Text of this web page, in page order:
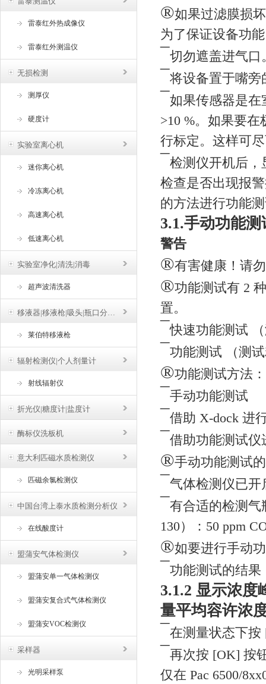
雷泰红外热成像仪
雷泰红外测温仪
无损检测
测厚仪
硬度计
实验室离心机
迷你离心机
冷冻离心机
高速离心机
低速离心机
实验室净化|清洗|消毒
超声波清洗器
移液器|移液枪|吸头|瓶口分液器
莱伯特移液枪
辐射检测仪|个人剂量计
射线辐射仪
折光仪|糖度计|盐度计
酶标仪洗板机
意大利匹磁水质检测仪
匹磁余氯检测仪
中国台湾上泰水质检测分析仪
在线酸度计
盟蒲安气体检测仪
盟蒲安单一气体检测仪
盟蒲安复合式气体检测仪
盟蒲安VOC检测仪
采样器
光明采样泵
®如果过滤膜损
为了保证设备功
¯切勿遮盖进气口
¯将设备置于嘴旁
¯如果传感器是
>10 %。如果要
行标定。这样可
¯检测仪开机后，
检查是否出现报
的方法进行功能
3.1.手动功能测
警告
®有害健康！请
®功能测试有 2
置。
¯快速功能测试
¯功能测试 （测
®功能测试方法：
¯手动功能测试
¯借助 X-dock 进
¯借助功能测试仪
®手动功能测试
¯气体检测仪已开
¯有合适的检测气
130）：50 ppm
®如要进行手动
¯功能测试的结果
3.1.2 显示浓度
量平均容许浓
¯在测量状态下
¯再次按 [OK] 按
仅在 Pac 6500/